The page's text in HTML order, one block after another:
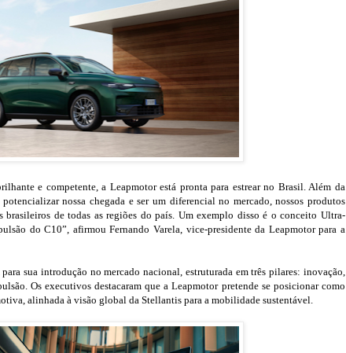
e competente, a Leapmotor está pronta para estrear no Brasil. Além da
nossa chegada e ser um diferencial no mercado, nossos produtos
brasileiros de todas as regiões do país. Um exemplo disso é o conceito Ultra-
do C10”, afirmou Fernando Varela, vice-presidente da Leapmotor para a
sua introdução no mercado nacional, estruturada em três pilares: inovação,
Os executivos destacaram que a Leapmotor pretende se posicionar como
alinhada à visão global da Stellantis para a mobilidade sustentável.